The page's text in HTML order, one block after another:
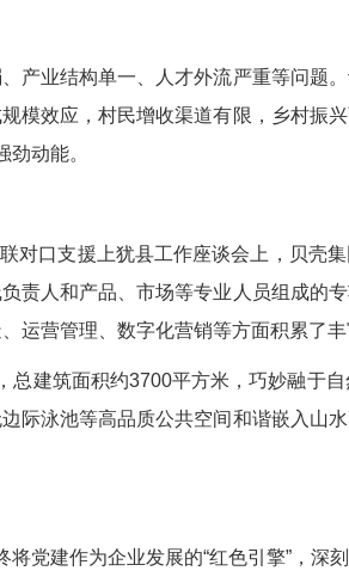
业结构单一、人才外流严重等问题
模效应，村民增收渠道有限，乡村振
劲动能。
口支援上犹县工作座谈会上，贝壳集
责人和产品、市场等专业人员组成的
运营管理、数字化营销等方面积累了丰
建筑面积约3700平方米，巧妙融于
泳池等高品质公共空间和谐嵌入山
建作为企业发展的“红色引擎”，深